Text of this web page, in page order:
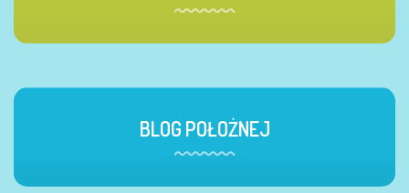
BLOG POŁOŻNEJ